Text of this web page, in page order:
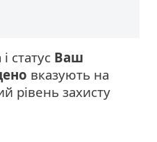
статус Ваш
вказують на
рівень захисту